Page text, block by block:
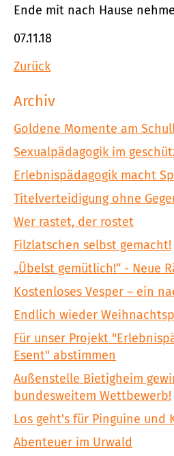
Ende mit nach Hause
07.11.18
Zurück
Archiv
Goldene Momente am
Sexualpädagogik im
Erlebnispädagogik macht
Titelverteidigung ohne
Wer rastet, der rostet
Filzlatschen selbst gemacht!
„Übelst gemütlich!“ - Neue
Kostenloses Vesper – ein
Endlich wieder
Für unser Projekt
Esent" abstimmen
Außenstelle Bietigheim
bundesweitem Wettbewerb!
Los geht's für Pinguine und
Abenteuer im Urwald